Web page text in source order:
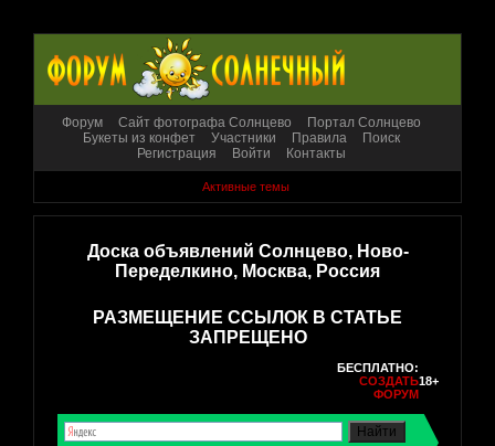
Форум Сайт фотографа Солнцево
Портал Солнцево
Букеты из конфет
Участники Правила
Поиск
Регистрация
Войти Контакты
Активные темы
Доска объявлений Солнцево, Ново-
Переделкино, Москва, Россия
РАЗМЕЩЕНИЕ ССЫЛОК В СТАТЬЕ
ЗАПРЕЩЕНО
БЕСПЛАТНО:
СОЗДАТЬ
ФОРУМ
18+